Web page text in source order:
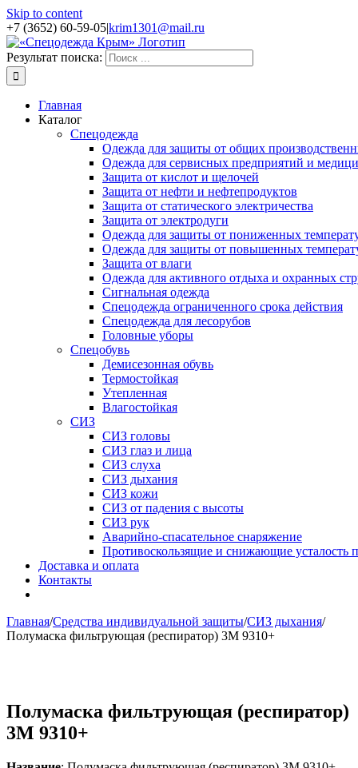
Skip to content
+7 (3652) 60-59-05|krim1301@mail.ru
Результат поиска:
Главная
Каталог
Спецодежда
Одежда для защиты от общих
Одежда для сервисных предприятий и
Защита от кислот и щелочей
Защита от нефти и нефтепродуктов
Защита от статического электричества
Защита от электродуги
Одежда для защиты от пониженных
Одежда для защиты от повышенных
Защита от влаги
Одежда для активного отдыха и охранных
Сигнальная одежда
Спецодежда ограниченного срока действия
Спецодежда для лесорубов
Головные уборы
Спецобувь
Демисезонная обувь
Термостойкая
Утепленная
Влагостойкая
СИЗ
СИЗ головы
СИЗ глаз и лица
СИЗ слуха
СИЗ дыхания
СИЗ кожи
СИЗ от падения с высоты
СИЗ рук
Аварийно-спасательное снаряжение
Противоскользящие и снижающие усталость
Доставка и оплата
Контакты
Главная/Средства индивидуальной защиты/СИЗ дыхания/
Полумаска фильтрующая (респиратор) 3M 9310+
Полумаска фильтрующая (респиратор)
3M 9310+